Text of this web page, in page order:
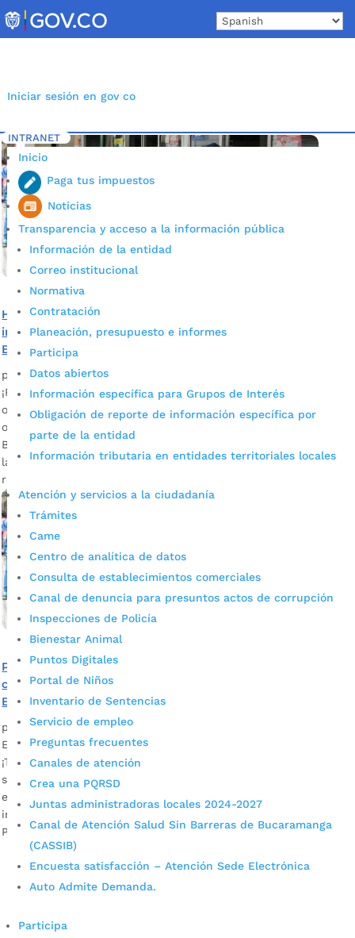
to
content
Iniciar sesión en gov co
INTRANET
Inicio
Paga tus impuestos
Noticias
Transparencia y acceso a la información pública
Información de la entidad
Correo institucional
Normativa
Contratación
Planeación, presupuesto e informes
Participa
Datos abiertos
Información específica para Grupos de Interés
Obligación de reporte de información específica por
parte de la entidad
Información tributaria en entidades territoriales locales
Atención y servicios a la ciudadanía
Trámites
Came
Centro de analítica de datos
Consulta de establecimientos comerciales
Canal de denuncia para presuntos actos de corrupción
Inspecciones de Policía
Bienestar Animal
Puntos Digitales
Portal de Niños
Inventario de Sentencias
Servicio de empleo
Preguntas frecuentes
Canales de atención
Crea una PQRSD
Juntas administradoras locales 2024-2027
Canal de Atención Salud Sin Barreras de Bucaramanga
(CASSIB)
Encuesta satisfacción – Atención Sede Electrónica
Auto Admite Demanda.
Participa
Inicio 5 Etiqueta: Ciclo 3
Hasta el 6 de agosto se amplió el plazo para el cobro del
incentivo del ciclo 3 de Familias en Acción en
Bucaramanga
por Alcaldía de Bucaramanga
¡Recuerde! El único punto habilitado para el pago es la
oficina principal La Perla. La tercera entrega de incentivos
ordinarios de este año del programa Familias en Acción en
Bucaramanga ahora va hasta el 6 de agosto próximo. Desde
la Secretaría de Desarrollo Social del Municipio se les
recuerda a los beneficiarios que la oficina […]
Punto principal La Perla ahora es el único habilitado para
cobro del incentivo del ciclo 3 de Familias en Acción en
Bucaramanga
por Alcaldía de Bucaramanga
El pago del ciclo 3 de 2020 va hasta el 31 de julio próximo.
¡Titulares de Familias en Acción! La Alcaldía de Bucaramanga
se permite informar que a partir de este viernes 24 de julio
el único punto habilitado para la tercera entrega de
incentivos ordinarios de este año es la oficina principal La
Perla, […]